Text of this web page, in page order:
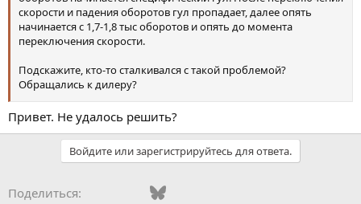
скорости и падения оборотов гул пропадает, далее опять
начинается с 1,7-1,8 тыс оборотов и опять до момента
переключения скорости.
Подскажите, кто-то сталкивался с такой проблемой?
Обращались к дилеру?
EXEED 2,0 2023
Привет. Не удалось решить?
Войдите или зарегистрируйтесь для ответа.
Поделиться: Vkontakte
FacebookBluesky